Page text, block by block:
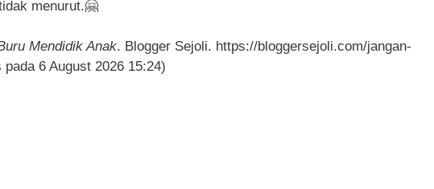
menurut.🤗
Mendidik Anak. Blogger Sejoli. https://bloggersejoli.com/jangan-
6 August 2026 15:24)